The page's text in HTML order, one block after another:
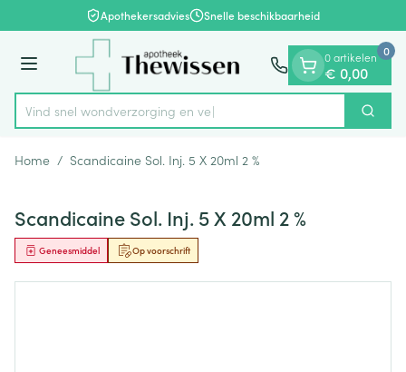
Ga naar de inhoudApothekersadvies Snelle beschikbaarheid
Menu
Product, merk, categorie...
Vind snel wondverzorg Zoek
0 artikelen
€ 0,00
0
Home / Scandicaine Sol. Inj. 5 X 20ml 2 %
Scandicaine Sol. Inj. 5 X 20ml 2 %
Op voorschrift
Geneesmiddel